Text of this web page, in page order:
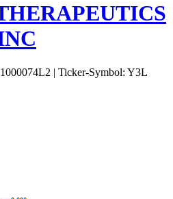
| Ticker-Symbol: Y3L